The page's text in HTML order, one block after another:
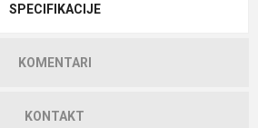
SPECIFIKACIJE
KOMENTARI
KONTAKT